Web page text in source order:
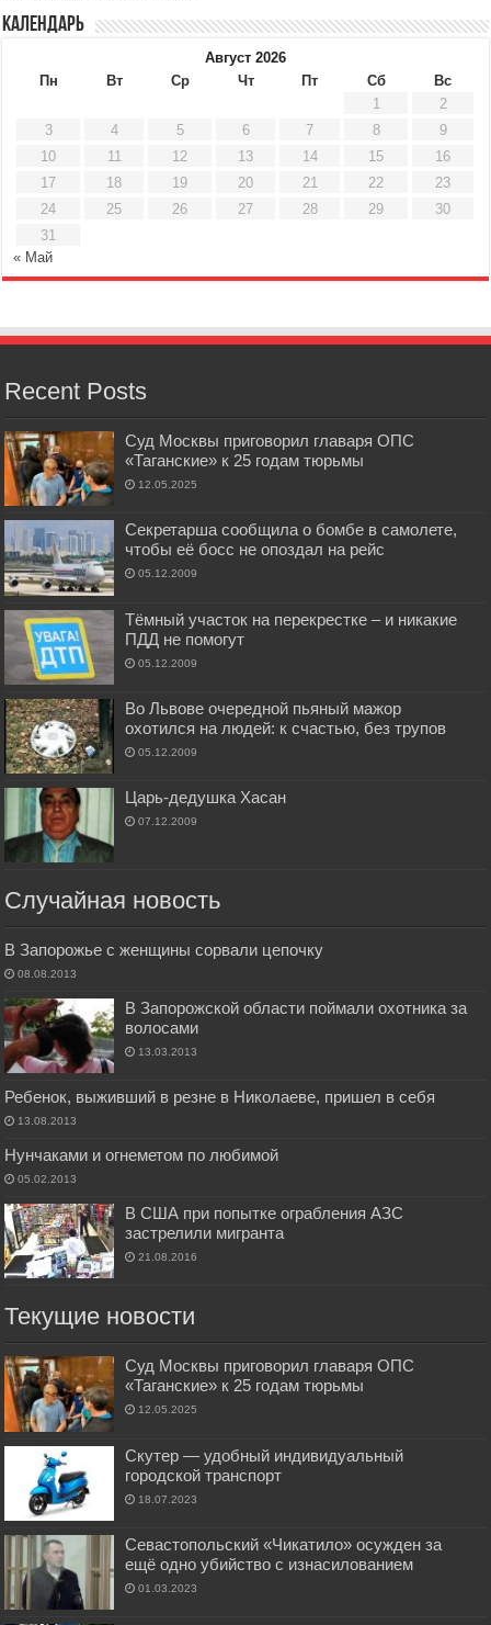
Календарь
Август 2026
Пн
Вт Ср Чт Пт Сб
Вс
1
2
3
4 5 6 7 8
9
10
11 12 13 14 15
16
17
18 19 20 21 22
23
24
25 26 27 28 29
30
31
« Май
Recent Posts
Суд Москвы приговорил главаря ОПС
«Таганские» к 25 годам тюрьмы
12.05.2025
Секретарша сообщила о бомбе в самолете,
чтобы её босс не опоздал на рейс
05.12.2009
Тёмный участок на перекрестке – и никакие
ПДД не помогут
05.12.2009
Во Львове очередной пьяный мажор
охотился на людей: к счастью, без трупов
05.12.2009
Царь-дедушка Хасан
07.12.2009
Случайная новость
В Запорожье с женщины сорвали цепочку
08.08.2013
В Запорожской области поймали охотника за
волосами
13.03.2013
Ребенок, выживший в резне в Николаеве, пришел в себя
13.08.2013
Нунчаками и огнеметом по любимой
05.02.2013
В США при попытке ограбления АЗС
застрелили мигранта
21.08.2016
Текущие новости
Суд Москвы приговорил главаря ОПС
«Таганские» к 25 годам тюрьмы
12.05.2025
Скутер — удобный индивидуальный
городской транспорт
18.07.2023
Севастопольский «Чикатило» осужден за
ещё одно убийство с изнасилованием
01.03.2023